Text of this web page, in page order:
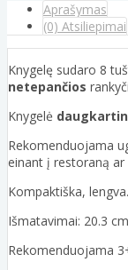
Aprašymas
(0) Atsiliepimai
Knygelę sudaro 8
netepančios
Knygelė
Rekomenduojama
einant į restoraną ar
Kompaktiška, lengva.
Išmatavimai: 20.3
Rekomenduojama